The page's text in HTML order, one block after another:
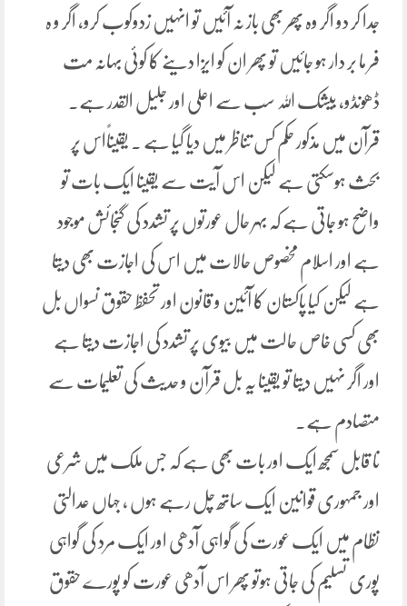
جدا کر دو اگر وہ پھر بھی باز نہ آئیں تو انہیں زدوکوب کرو، اگر و ہ
فر ما بر دار ہو جائیں تو پھر ان کو ایزا دینے کا کوئی بہانہ مت
ڈھونڈو، بیشک اللہ سب سے اعلی اور جلیل القدر ہے۔
قرآن میں مذکور حکم کس تناظر میں دیا گیا ہے ۔ یقیناًاس پر
بحث ہوسکتی ہے لیکن اس آیت سے یقینا ایک بات تو
واضح ہو جاتی ہے کہ بہر حال عورتوں پر تشدد کی گنجائش موجود
ہے اور اسلام مخصوص حالات میں اس کی اجازت بھی دیتا
ہے لیکن کیا پاکستان کا آئین و قانون اور تحفظ حقوق نسواں بل
بھی کسی خاص حالت میں بیوی پر تشدد کی اجازت دیتا ہے
اور اگر نہیں دیتا تو یقینا یہ بل قرآن و حدیث کی تعلیمات سے
متصادم ہے۔
نا قابل سمجھ ایک اور بات بھی ہے کہ جس ملک میں شرعی
اور جمہوری قوانین ایک ساتھ چل رہے ہوں ، جہاں عدالتی
نظام میں ایک عورت کی گواہی آدھی اور ایک مرد کی گواہی
پوری تسلیم کی جاتی ہوتو پھر اس آدھی عورت کو پورے حقوق